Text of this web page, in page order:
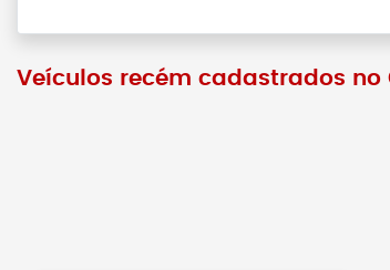
Veículos recém cadastrados no